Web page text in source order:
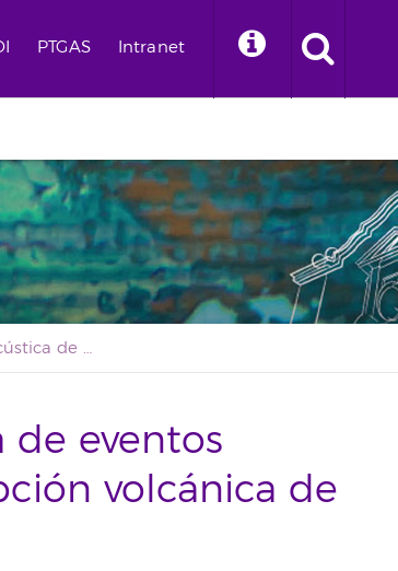
PTGAS Intranet
Detección hidroacústica de eventos sísmicos durante la erupción volcánica de Tajogaite
eventos
volcánica de